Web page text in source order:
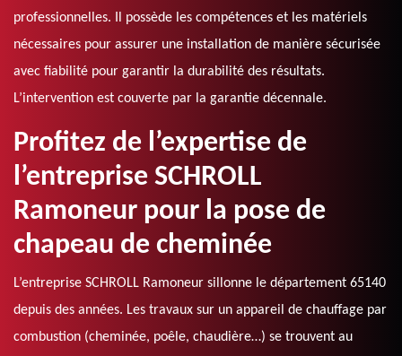
professionnelles. Il possède les compétences et les matériels
nécessaires pour assurer une installation de manière sécurisée
avec fiabilité pour garantir la durabilité des résultats.
L’intervention est couverte par la garantie décennale.
Profitez de l’expertise de
l’entreprise SCHROLL
Ramoneur pour la pose de
chapeau de cheminée
L’entreprise SCHROLL Ramoneur sillonne le département 65140
depuis des années. Les travaux sur un appareil de chauffage par
combustion (cheminée, poêle, chaudière…) se trouvent au